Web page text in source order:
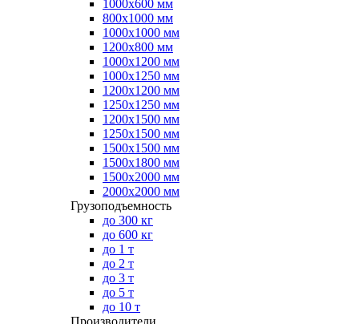
1000х600 мм
800х1000 мм
1000х1000 мм
1200х800 мм
1000х1200 мм
1000х1250 мм
1200х1200 мм
1250х1250 мм
1200х1500 мм
1250х1500 мм
1500х1500 мм
1500х1800 мм
1500х2000 мм
2000х2000 мм
Грузоподъемность
до 300 кг
до 600 кг
до 1 т
до 2 т
до 3 т
до 5 т
до 10 т
Производители